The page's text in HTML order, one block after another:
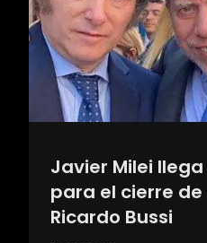
Javier Milei
para el cierre
Ricardo Bussi